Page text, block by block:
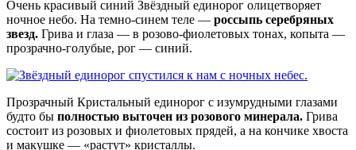
Очень красивый синий Звёздный единорог олицетворяет
ночное небо. На темно-синем теле — россыпь серебряных
звезд. Грива и глаза — в розово-фиолетовых тонах, копыта —
прозрачно-голубые, рог — синий.
Прозрачный Кристальный единорог с изумрудными глазами
будто бы полностью выточен из розового минерала. Грива
состоит из розовых и фиолетовых прядей, а на кончике хвоста
и макушке — «растут» кристаллы.